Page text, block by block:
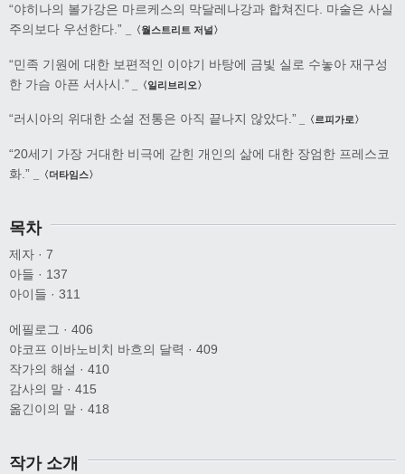
“야히나의 볼가강은 마르케스의 막달레나강과 합쳐진다. 마술은 사실
주의보다 우선한다.”
_〈월스트리트 저널〉
“민족 기원에 대한 보편적인 이야기 바탕에 금빛 실로 수놓아 재구성
한 가슴 아픈 서사시.” _〈일리브리오〉
“러시아의 위대한 소설 전통은 아직 끝나지 않았다.” _〈르피가로〉
“20세기 가장 거대한 비극에 갇힌 개인의 삶에 대한 장엄한 프레스코
화.”
_〈더타임스〉
목차
제자 · 7
아들 · 137
아이들 · 311
에필로그 · 406
야코프 이바노비치 바흐의 달력 · 409
작가의 해설 · 410
감사의 말 · 415
옮긴이의 말 · 418
작가 소개